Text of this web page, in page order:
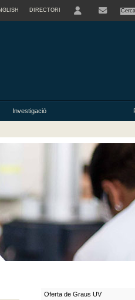
DIRECTORI
Investigació
Oferta de Graus UV